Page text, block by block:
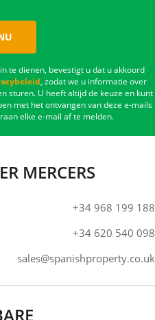
te dienen, bevestigt u dat u akkoord
, zodat we u informatie over
sturen. U heeft altijd de keuze en kunt
met het ontvangen van deze e-mails
elke e-mail af te melden.
MERCERS
+34 968 199 188
+34 620 540 098
sales@spanishproperty.co.uk